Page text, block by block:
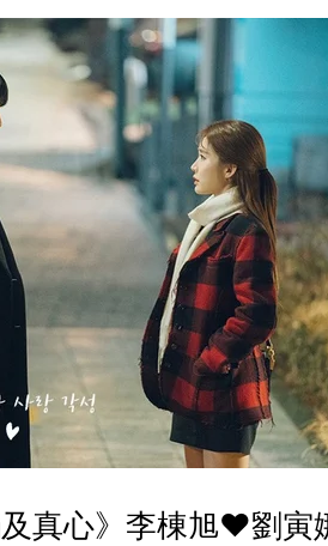
真心》李棟旭♥劉寅